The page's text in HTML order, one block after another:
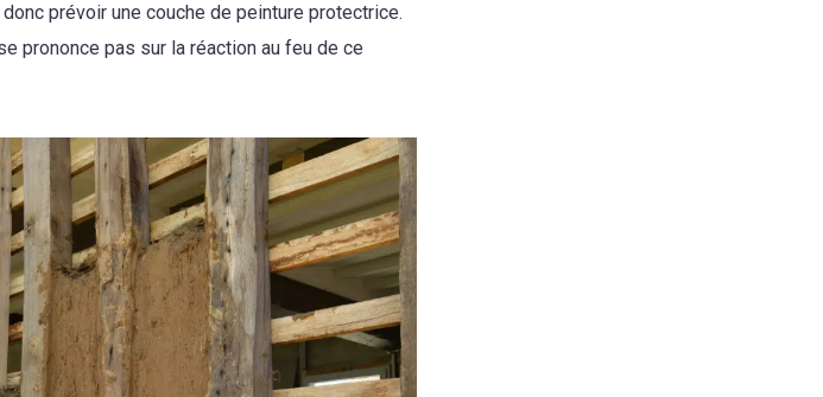
prévoir une couche de peinture protectrice.
prononce pas sur la réaction au feu de ce